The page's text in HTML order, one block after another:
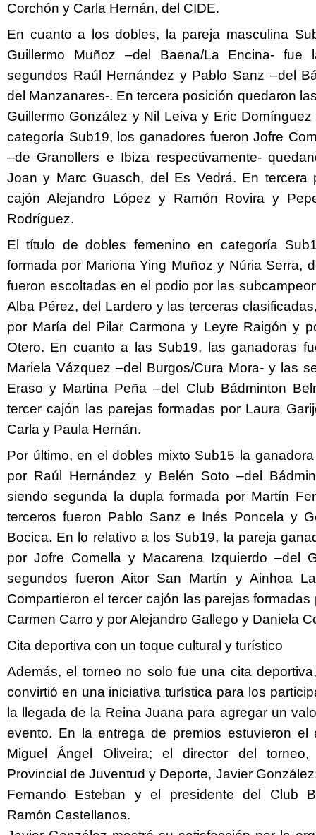
Corchón y Carla Hernán, del CIDE.
En cuanto a los dobles, la pareja masculina
Guillermo Muñoz –del Baena/La Encina- fue
segundos Raúl Hernández y Pablo Sanz –del
del Manzanares-. En tercera posición quedaron
Guillermo González y Nil Leiva y Eric
categoría Sub19, los ganadores fueron Jofre
–de Granollers e Ibiza respectivamente-
Joan y Marc Guasch, del Es Vedrá. En tercera
cajón Alejandro López y Ramón Rovira y
Rodríguez.
El título de dobles femenino en categoría
formada por Mariona Ying Muñoz y Núria Serra,
fueron escoltadas en el podio por las
Alba Pérez, del Lardero y las terceras
por María del Pilar Carmona y Leyre Raigón y
Otero. En cuanto a las Sub19, las ganadoras
Mariela Vázquez –del Burgos/Cura Mora- y las
Eraso y Martina Peña –del Club Bádminton
tercer cajón las parejas formadas por Laura
Carla y Paula Hernán.
Por último, en el dobles mixto Sub15 la
por Raúl Hernández y Belén Soto –del
siendo segunda la dupla formada por Martín
terceros fueron Pablo Sanz e Inés Poncela y
Bocica. En lo relativo a los Sub19, la pareja
por Jofre Comella y Macarena Izquierdo –del
segundos fueron Aitor San Martín y Ainhoa
Compartieron el tercer cajón las parejas
Carmen Carro y por Alejandro Gallego y Daniela
Cita deportiva con un toque cultural y turístico
Además, el torneo no solo fue una cita
convirtió en una iniciativa turística para los
la llegada de la Reina Juana para agregar un
evento. En la entrega de premios estuvieron el
Miguel Ángel Oliveira; el director del
Provincial de Juventud y Deporte, Javier
Fernando Esteban y el presidente del Club
Ramón Castellanos.